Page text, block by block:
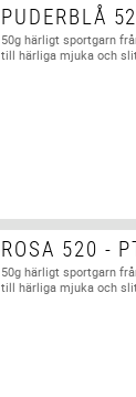
PUDERBLÅ
50g härligt sportgarn
till härliga mjuka och
ROSA 520 -
50g härligt sportgarn
till härliga mjuka och